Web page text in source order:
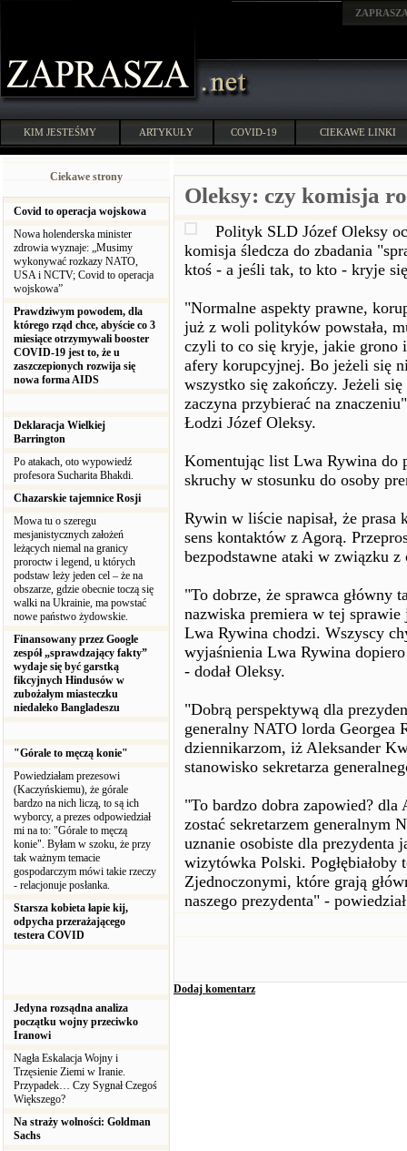
KIM JESTEŚMY ARTYKUŁY COVID-19 CIEKAWE LINKI
Ciekawe strony
Covid to operacja wojskowa
Nowa holenderska minister
zdrowia wyznaje: „Musimy
wykonywać rozkazy NATO,
USA i NCTV; Covid to operacja
wojskowa”
Prawdziwym powodem, dla
którego rząd chce, abyście co 3
miesiące otrzymywali booster
COVID-19 jest to, że u
zaszczepionych rozwija się
nowa forma AIDS
Deklaracja Wielkiej
Barrington
Po atakach, oto wypowiedź
profesora Sucharita Bhakdi.
Chazarskie tajemnice Rosji
Mowa tu o szeregu
mesjanistycznych założeń
leżących niemal na granicy
proroctw i legend, u których
podstaw leży jeden cel – że na
obszarze, gdzie obecnie toczą się
walki na Ukrainie, ma powstać
nowe państwo żydowskie.
Finansowany przez Google
zespół „sprawdzający fakty”
wydaje się być garstką
fikcyjnych Hindusów w
zubożałym miasteczku
niedaleko Bangladeszu
"Górale to męczą konie"
Powiedziałam prezesowi
(Kaczyńskiemu), że górale
bardzo na nich liczą, to są ich
wyborcy, a prezes odpowiedział
mi na to: "Górale to męczą
konie". Byłam w szoku, że przy
tak ważnym temacie
gospodarczym mówi takie rzeczy
- relacjonuje posłanka.
Starsza kobieta łapie kij,
odpycha przerażającego
testera COVID
Jedyna rozsądna analiza
początku wojny przeciwko
Iranowi
Nagła Eskalacja Wojny i
Trzęsienie Ziemi w Iranie.
Przypadek… Czy Sygnał Czegoś
Większego?
Na straży wolności: Goldman
Sachs
Oleksy: czy komisja
Polityk SLD Józef Oleksy
komisja śledcza do zbadania
ktoś - a jeśli tak, to kto - kryje
"Normalne aspekty prawne,
już z woli polityków powstała,
czyli to co się kryje, jakie grono
afery korupcyjnej. Bo jeżeli się
wszystko się zakończy. Jeżeli
zaczyna przybierać na
Łodzi Józef Oleksy.
Komentując list Lwa Rywina do
skruchy w stosunku do osoby
Rywin w liście napisał, że prasa
sens kontaktów z Agorą.
bezpodstawne ataki w związku z
"To dobrze, że sprawca główny
nazwiska premiera w tej
Lwa Rywina chodzi. Wszyscy
wyjaśnienia Lwa Rywina
- dodał Oleksy.
"Dobrą perspektywą dla
generalny NATO lorda Georgea
dziennikarzom, iż Aleksander
stanowisko sekretarza
"To bardzo dobra zapowied? dla
zostać sekretarzem generalnym
uznanie osobiste dla prezydenta
wizytówka Polski. Pogłębiałoby
Zjednoczonymi, które grają
naszego prezydenta" -
Dodaj komentarz